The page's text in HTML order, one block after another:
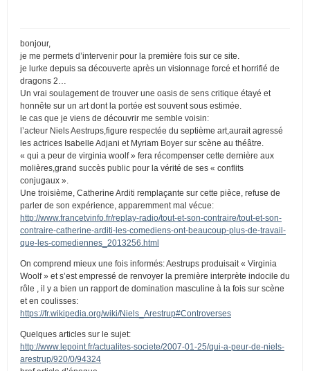
bonjour,
je me permets d’intervenir pour la première fois sur ce site.
je lurke depuis sa découverte après un visionnage forcé et horrifié de
dragons 2…
Un vrai soulagement de trouver une oasis de sens critique étayé et
honnête sur un art dont la portée est souvent sous estimée.
le cas que je viens de découvrir me semble voisin:
l’acteur Niels Aestrups,figure respectée du septième art,aurait agressé
les actrices Isabelle Adjani et Myriam Boyer sur scène au théâtre.
« qui a peur de virginia woolf » fera récompenser cette dernière aux
molières,grand succès public pour la vérité de ses « conflits
conjugaux ».
Une troisième, Catherine Arditi remplaçante sur cette pièce, refuse de
parler de son expérience, apparemment mal vécue:
http://www.francetvinfo.fr/replay-radio/tout-et-son-contraire/tout-et-son-
contraire-catherine-arditi-les-comediens-ont-beaucoup-plus-de-travail-
que-les-comediennes_2013256.html
On comprend mieux une fois informés: Aestrups produisait « Virginia
Woolf » et s’est empressé de renvoyer la première interprète indocile du
rôle , il y a bien un rapport de domination masculine à la fois sur scène
et en coulisses:
https://fr.wikipedia.org/wiki/Niels_Arestrup#Controverses
Quelques articles sur le sujet:
http://www.lepoint.fr/actualites-societe/2007-01-25/qui-a-peur-de-niels-
arestrup/920/0/94324